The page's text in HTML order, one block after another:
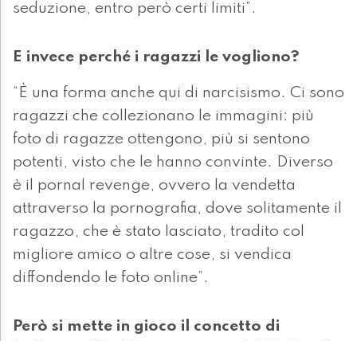
seduzione, entro però certi limiti”.
E invece perché i ragazzi le vogliono?
“È una forma anche qui di narcisismo. Ci sono
ragazzi che collezionano le immagini: più
foto di ragazze ottengono, più si sentono
potenti, visto che le hanno convinte. Diverso
è il pornal revenge, ovvero la vendetta
attraverso la pornografia, dove solitamente il
ragazzo, che è stato lasciato, tradito col
migliore amico o altre cose, si vendica
diffondendo le foto online”.
Però si mette in gioco il concetto di